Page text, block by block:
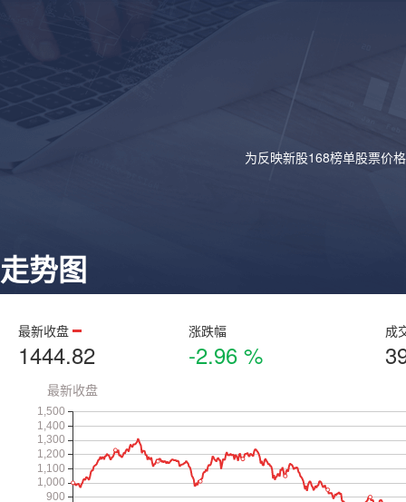
为反映新股168榜单股票价
走势图
最新收盘
1444.82
涨跌幅
-2.96 %
成